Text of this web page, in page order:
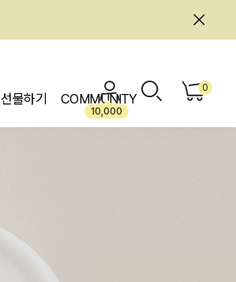
선물하기 COMMUNITY
10,000
0